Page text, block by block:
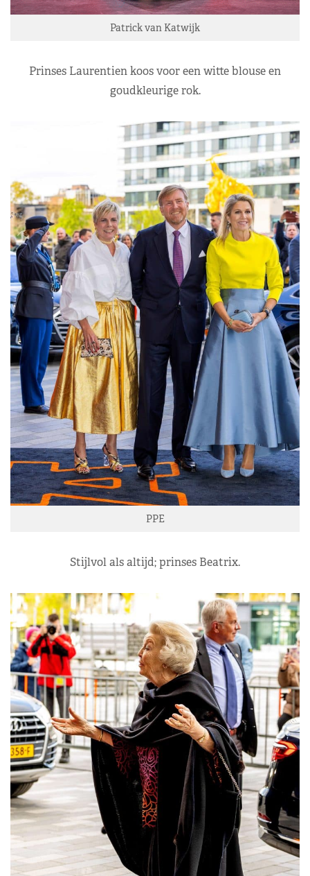
Patrick van Katwijk
Prinses Laurentien koos voor een witte blouse en
goudkleurige rok.
PPE
Stijlvol als altijd; prinses Beatrix.